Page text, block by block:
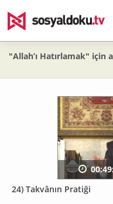
"Allah’ı Hatırlamak" için
24) Takvânın Pratiği